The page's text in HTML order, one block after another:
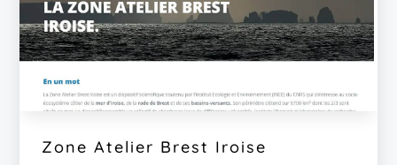
Zone Atelier Brest Iroise